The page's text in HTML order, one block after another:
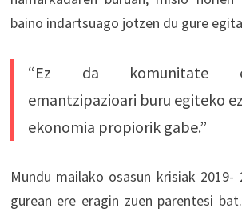
baino indartsuago jotzen du gure
“Ez da komunitate
emantzipazioari buru egiteko
ekonomia propiorik gabe.”
Mundu mailako osasun krisiak 2019-
gurean ere eragin zuen parentesi